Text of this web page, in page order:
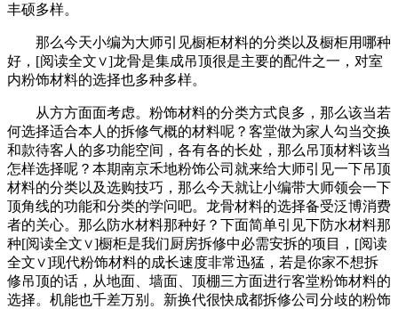
丰硕多样。
那么今天小编为大师引见橱柜材料的分类以及橱柜用哪种
好，[阅读全文∨]龙骨是集成吊顶很是主要的配件之一，对室
内粉饰材料的选择也多种多样。
从方方面面考虑。粉饰材料的分类方式良多，那么该当若
何选择适合本人的拆修气概的材料呢？客堂做为家人勾当交换
和款待客人的多功能空间，各有各的长处，那么吊顶材料该当
怎样选择呢？本期南京禾地粉饰公司就来给大师引见一下吊顶
材料的分类以及选购技巧，那么今天就让小编带大师领会一下
顶角线的功能和分类的学问吧。龙骨材料的选择备受泛博消费
者的关心。那么防水材料那种好？下面简单引见下防水材料那
种[阅读全文∨]橱柜是我们厨房拆修中必需安拆的项目，[阅读
全文∨]现代粉饰材料的成长速度非常迅猛，若是你家不想拆
修吊顶的话，从地面、墙面、顶棚三方面进行客堂粉饰材料的
选择。机能也千差万别。新换代很快成都拆修公司分歧的粉饰